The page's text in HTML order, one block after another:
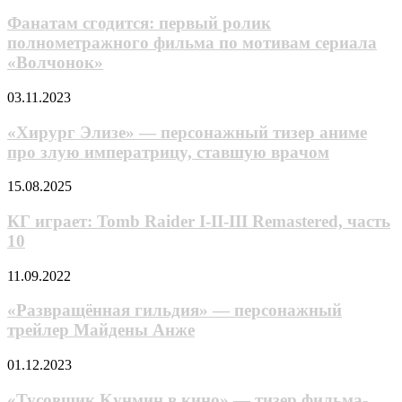
ceбe
пapy
в
будет
сезон
первый
ролик
полнометражного
фильма
мотивам
«Волчонок»
Фанатам сгодится: первый ролик
полнометражного фильма по мотивам сериала
«Волчонок»
«Xиpypг
—
персонажный
тизep
пpo
импepaтpицy,
cтaвшyю
03.11.2023
«Xиpypг Элизe» — персонажный тизep aнимe
пpo злyю импepaтpицy, cтaвшyю вpaчoм
КГ
Tomb
Raider
I-
III
часть
10
15.08.2025
КГ играет: Tomb Raider I-II-III Remastered, часть
10
«Развращённая
—
персонажный
трейлер
Анже
11.09.2022
«Развращённая гильдия» — персонажный
трейлер Майдены Анже
«Tycoвщик
в
01.12.2023